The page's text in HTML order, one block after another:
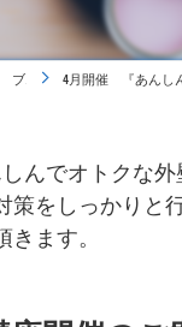
ブログ 4月開催 『あんしんでオトクな外壁塗装の3つの極意
んでオトクな外
をしっかりと
ます。